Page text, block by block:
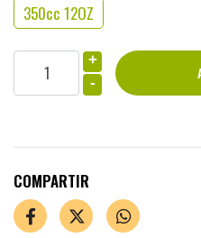
350cc 12OZ
+
-
COMPARTIR